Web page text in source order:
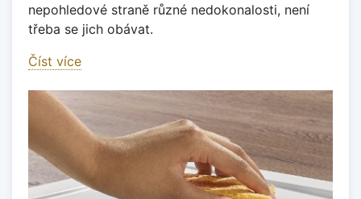
nepohledové straně různé nedokonalosti, není
třeba se jich obávat.
Číst více